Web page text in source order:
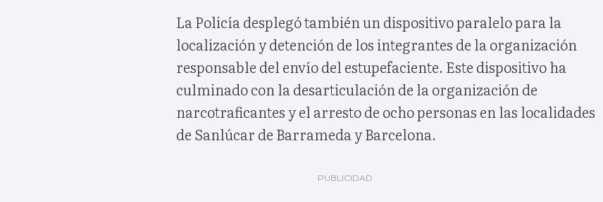
La Policía desplegó también un dispositivo paralelo para la
localización y detención de los integrantes de la organización
responsable del envío del estupefaciente. Este dispositivo ha
culminado con la desarticulación de la organización de
narcotraficantes y el arresto de ocho personas en las localidades
de Sanlúcar de Barrameda y Barcelona.